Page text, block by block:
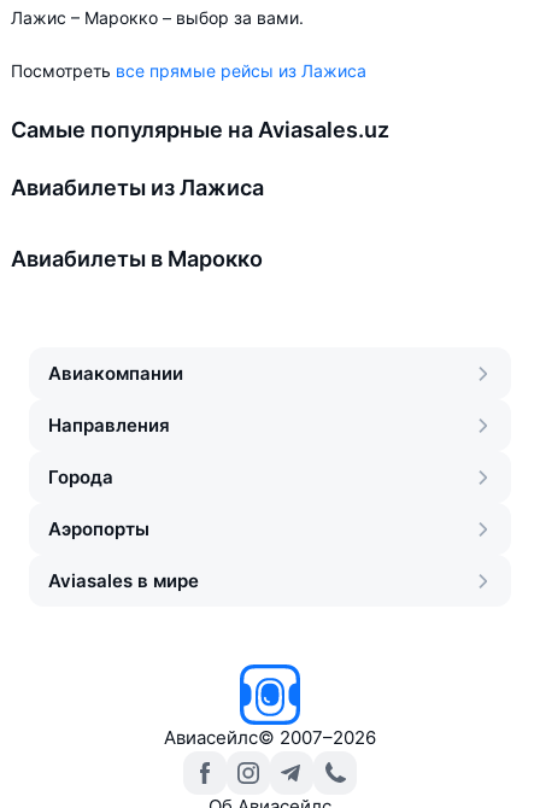
Лажис – Марокко – выбор за вами.
Посмотреть все прямые рейсы из Лажиса
Самые популярные на Aviasales.uz
Авиабилеты из Лажиса
Авиабилеты в Марокко
Авиакомпании
Направления
Города
Аэропорты
Aviasales в мире
Авиасейлс© 2007–2026